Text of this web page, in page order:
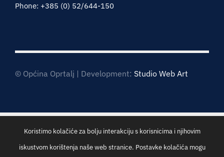
Phone: +385 (0) 52/644-150
© Općina Oprtalj | Development: Studio Web Art
Koristimo kolačiće za bolju interakciju s korisnicima i njihovim
iskustvom korištenja naše web stranice. Postavke kolačića mogu